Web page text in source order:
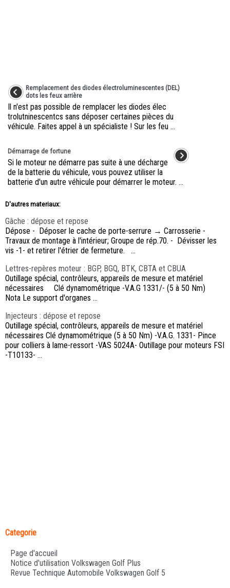
Remplacement des diodes électroluminescentes (DEL)
dots les feux arrière
Il n'est pas possible de remplacer les diodes élec
trolutninescentcs sans déposer certaines pièces du
véhicule. Faites appel à un spécialiste ! Sur les feu ...
Démarrage de fortune
Si le moteur ne démarre pas suite à une décharge
de la batterie du véhicule, vous pouvez utiliser la
batterie d'un autre véhicule pour démarrer le moteur. ...
D'autres materiaux:
Gâche : dépose et repose
Dépose - Déposer le cache de porte-serrure → Carrosserie -
Travaux de montage à l'intérieur; Groupe de rép.70. - Dévisser les
vis -1- et retirer l'étrier de fermeture. ...
Lettres-repères moteur : BGP, BGQ, BTK, CBTA et CBUA
Outillage spécial, contrôleurs, appareils de mesure et matériel
nécessaires Clé dynamométrique -V.A.G 1331/- (5 à 50 Nm)
Nota Le support d'organes ...
Injecteurs : dépose et repose
Outillage spécial, contrôleurs, appareils de mesure et matériel
nécessaires Clé dynamométrique (5 à 50 Nm) -V.A.G. 1331- Pince
pour colliers à lame-ressort -VAS 5024A- Outillage pour moteurs FSI
-T10133- ...
Categorie
Page d'accueil
Notice d'utilisation Volkswagen Golf Plus
Revue Technique Automobile Volkswagen Golf 5